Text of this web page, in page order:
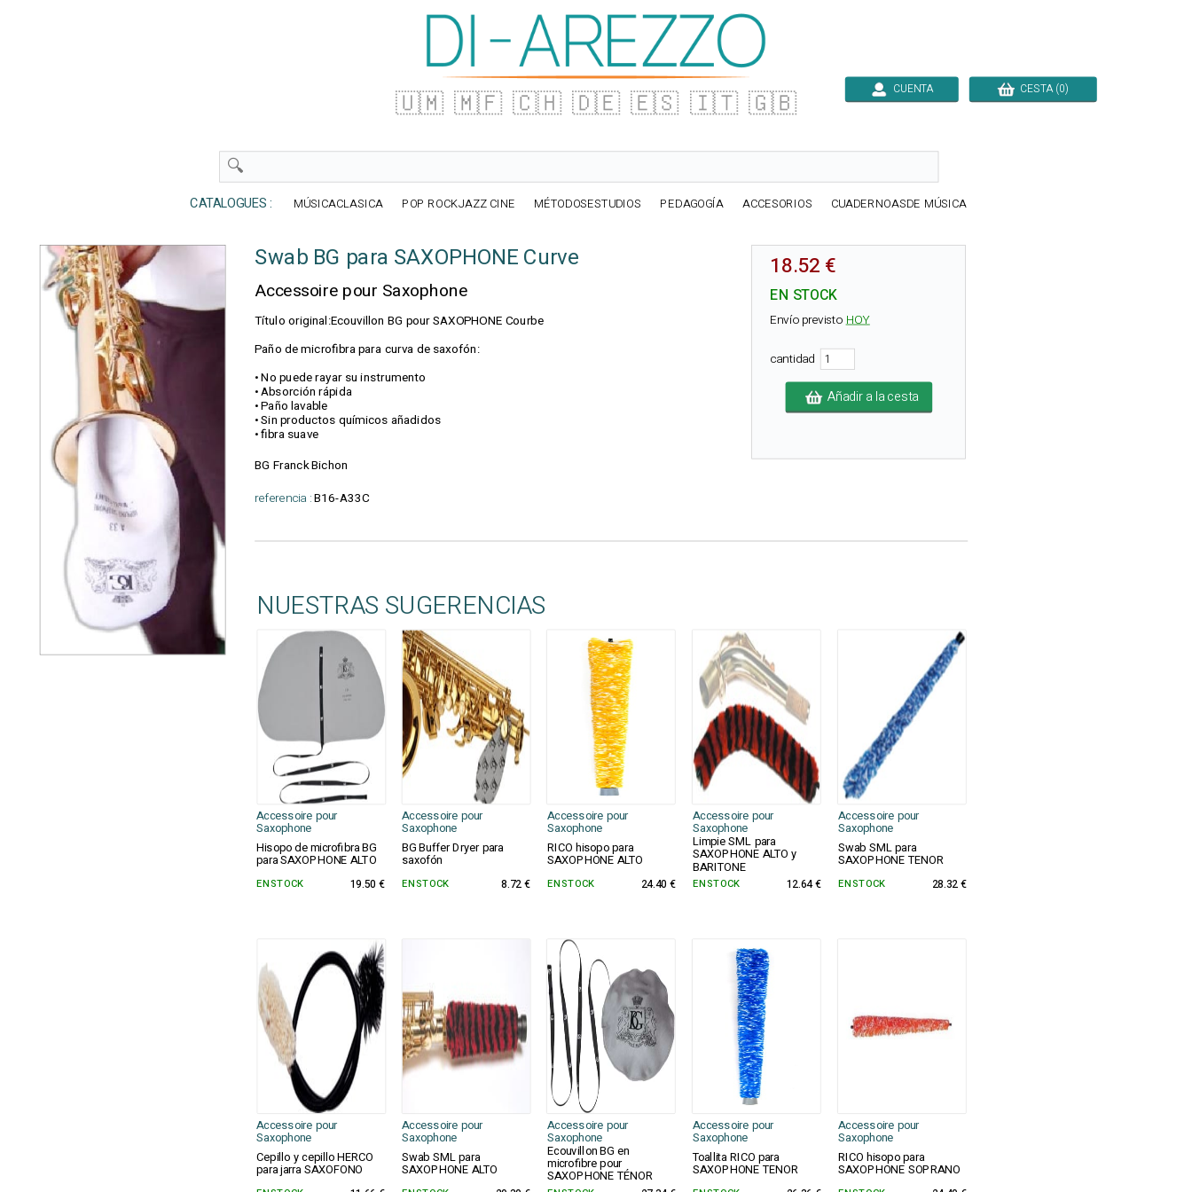
🇺🇲 🇲🇫 🇨🇭 🇩🇪 🇪🇸 🇮🇹 🇬🇧 CUENTA CESTA (0)
CATALOGUES : MÚSICACLASICA POP ROCKJAZZ CINE MÉTODOSESTUDIOS PEDAGOGÍA ACCESORIOS CUADERNOASDE MÚSICA
Swab BG para SAXOPHONE Curve
Accessoire pour Saxophone
Título original:Ecouvillon BG pour SAXOPHONE Courbe
Paño de microfibra para curva de saxofón:
• No puede rayar su instrumento
• Absorción rápida
• Paño lavable
• Sin productos químicos añadidos
• fibra suave
BG Franck Bichon
referencia :B16-A33C
18.52 €
EN STOCK
Envío previstoHOY
cantidad
Añadir a la cesta
NUESTRAS SUGERENCIAS
Accessoire pour
Saxophone
Accessoire pour
Saxophone
Accessoire pour
Saxophone
Accessoire pour
Saxophone
Accessoire pour
Saxophone
Hisopo de microfibra BG
para SAXOPHONE ALTO
BG Buffer Dryer para
saxofón
RICO hisopo para
SAXOPHONE ALTO
Limpie SML para
SAXOPHONE ALTO y
BARITONE
Swab SML para
SAXOPHONE TENOR
EN STOCK 19.50 € EN STOCK 8.72 € EN STOCK 24.40 € EN STOCK 12.64 € EN STOCK 28.32 €
Accessoire pour
Saxophone
Accessoire pour
Saxophone
Accessoire pour
Saxophone
Accessoire pour
Saxophone
Accessoire pour
Saxophone
Cepillo y cepillo HERCO
para jarra SAXOFONO
Swab SML para
SAXOPHONE ALTO
Ecouvillon BG en
microfibre pour
SAXOPHONE TÉNOR
Toallita RICO para
SAXOPHONE TENOR
RICO hisopo para
SAXOPHONE SOPRANO